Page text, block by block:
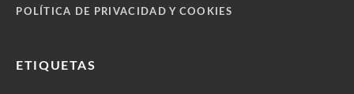
POLÍTICA DE PRIVACIDAD Y COOKIES
ETIQUETAS